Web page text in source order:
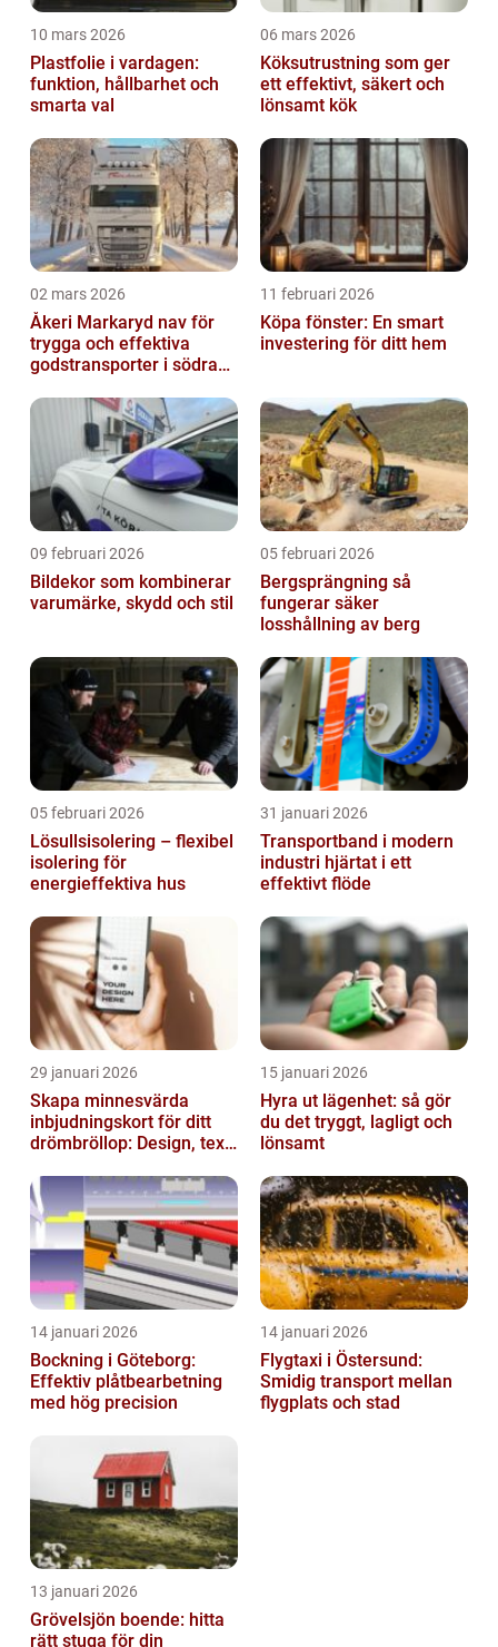
10 mars 2026
Plastfolie i vardagen:
funktion, hållbarhet och
smarta val
06 mars 2026
Köksutrustning som ger
ett effektivt, säkert och
lönsamt kök
02 mars 2026
Åkeri Markaryd nav för
trygga och effektiva
godstransporter i södra
11 februari 2026
Köpa fönster: En smart
investering för ditt hem
09 februari 2026
Bildekor som kombinerar
varumärke, skydd och stil
05 februari 2026
Bergsprängning så
fungerar säker
losshållning av berg
05 februari 2026
Lösullsisolering – flexibel
isolering för
energieffektiva hus
31 januari 2026
Transportband i modern
industri hjärtat i ett
effektivt flöde
29 januari 2026
Skapa minnesvärda
inbjudningskort för ditt
drömbröllop: Design, text
15 januari 2026
Hyra ut lägenhet: så gör
du det tryggt, lagligt och
lönsamt
14 januari 2026
Bockning i Göteborg:
Effektiv plåtbearbetning
med hög precision
14 januari 2026
Flygtaxi i Östersund:
Smidig transport mellan
flygplats och stad
13 januari 2026
Grövelsjön boende: hitta
rätt stuga för din